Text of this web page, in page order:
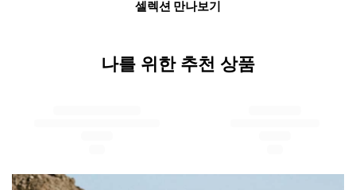
나를 위한 추천 상품